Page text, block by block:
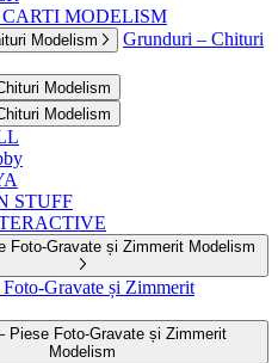
MODELISM
Modelism
Grunduri – Chituri
Modelism
Modelism
STUFF
Foto-Gravate și Zimmerit Modelism
Foto-Gravate și Zimmerit
Modelism